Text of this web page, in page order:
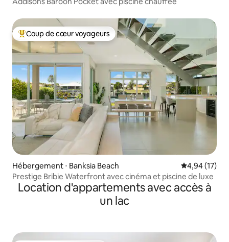
Coups de cœur voyageurs les plus appréciés
Coup de cœur voyageurs
Hébergement ⋅ Banksia Beach Évaluation
4,94 (17)
Prestige Bribie Waterfront avec cinéma et piscine de luxe
Location d'appartements avec accès à
un lac